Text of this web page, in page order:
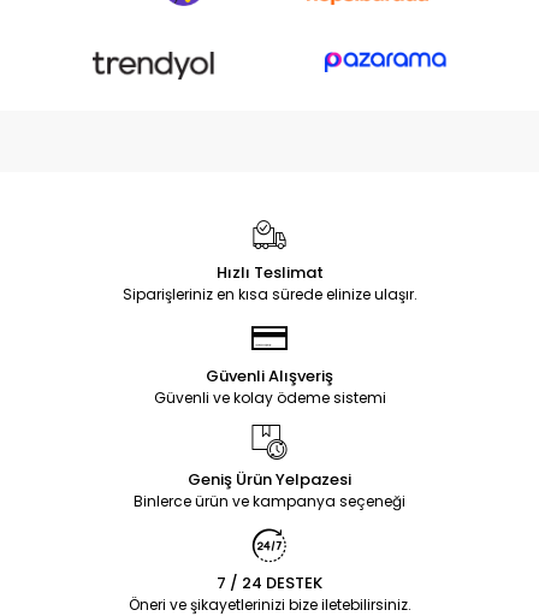
Hızlı Teslimat
Siparişleriniz en kısa sürede elinize ulaşır.
Güvenli Alışveriş
Güvenli ve kolay ödeme sistemi
Geniş Ürün Yelpazesi
Binlerce ürün ve kampanya seçeneği
7 / 24 DESTEK
Öneri ve şikayetlerinizi bize iletebilirsiniz.